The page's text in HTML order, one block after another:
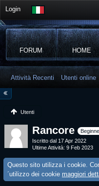
Login
FORUM HOME
Attività Recenti Utenti online
Utenti
Rancore
Iscritto dal 17 Apr 2022
Ultime Attività 9 Feb 2023
Questo sito utilizza i cookie.
´utilizzo dei cookie maggiori